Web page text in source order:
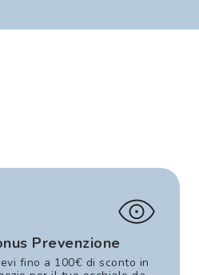
Prevenzione
fino a 100€ di sconto in